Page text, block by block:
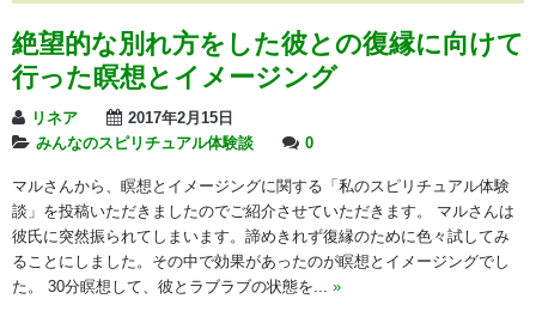
絶望的な別れ方をした彼との復縁に向けて
行った瞑想とイメージング
リネア
2017年2月15日
みんなのスピリチュアル体験談
0
マルさんから、瞑想とイメージングに関する「私のスピリチュアル体験
談」を投稿いただきましたのでご紹介させていただきます。 マルさんは
彼氏に突然振られてしまいます。諦めきれず復縁のために色々試してみ
ることにしました。その中で効果があったのが瞑想とイメージングでし
た。 30分瞑想して、彼とラブラブの状態を... »